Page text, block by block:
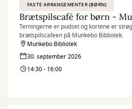
FASTE ARRANGEMENTER (BØRN)
Brætspilscafé for børn -
Terningerne er pudset og kortene er
brætspilscafeen på Munkebo Bibliotek.
Munkebo Bibliotek
30. september 2026
14:30 - 16:00